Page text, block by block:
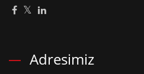
Adresimiz